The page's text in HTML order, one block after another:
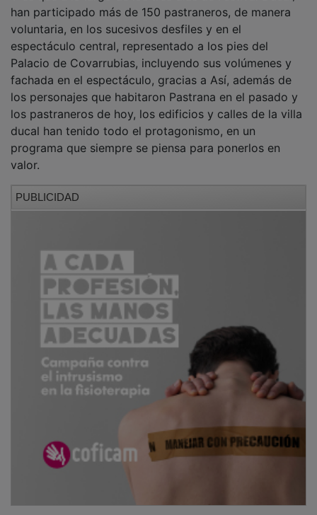
voluntaria, en los sucesivos desfiles y en el
espectáculo central, representado a los pies del
Palacio de Covarrubias, incluyendo sus volúmenes y
fachada en el espectáculo, gracias a Así, además de
los personajes que habitaron Pastrana en el pasado y
los pastraneros de hoy, los edificios y calles de la villa
ducal han tenido todo el protagonismo, en un
programa que siempre se piensa para ponerlos en
valor.